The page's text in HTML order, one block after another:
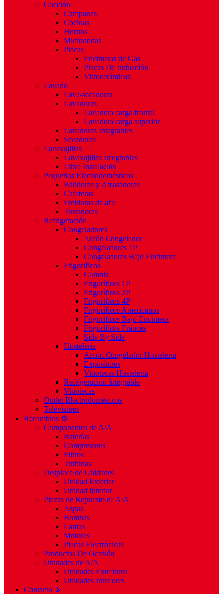
Cocción
Campanas
Cocinas
Hornos
Microondas
Placas
Encimeras de Gas
Placas De Inducción
Vitrocerámicas
Lavado
Lava-secadoras
Lavadoras
Lavadora carga frontal
Lavadora carga superior
Lavadoras Integrables
Secadoras
Lavavajillas
Lavavajillas Integrables
Libre Instalación
Pequeños Electrodomésticos
Batidoras y Amasadoras
Cafeteras
Freidoras de aire
Tostadoras
Refrigeración
Congeladores
Arcón Congelador
Congeladores 1P
Congeladores Bajo Encimera
Frigoríficos
Combis
Frigoríficos 1P
Frigoríficos 2P
Frigoríficos 4P
Frigoríficos Americanos
Frigoríficos Bajo Encimera
Frigoríficos Francés
Side By Side
Hostelería
Arcón Congelador Hostelería
Expositores
Vinotecas Hostelería
Refrigeración Integrable
Vinotecas
Outlet Electrodomésticos
Televisores
Recambios ⚙️
Componentes de A/A
Baterías
Compresores
Filtros
Turbinas
Despiece de Unidades
Unidad Exterior
Unidad Interior
Piezas de Repuesto de A/A
Aspas
Bombas
Lamas
Motores
Placas Electrónicas
Productos De Ocasión
Unidades de A/A
Unidades Exteriores
Unidades Interiores
Contacto 📡